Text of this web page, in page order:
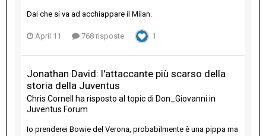
Dai che si va ad acchiappare il Milan.
April 11 768 risposte 1
Jonathan David: l'attaccante più scarso della
storia della Juventus
Chris Cornell ha risposto al topic di Don_Giovanni in
Juventus Forum
Io prenderei Bowie del Verona, probabilmente è una pippa ma